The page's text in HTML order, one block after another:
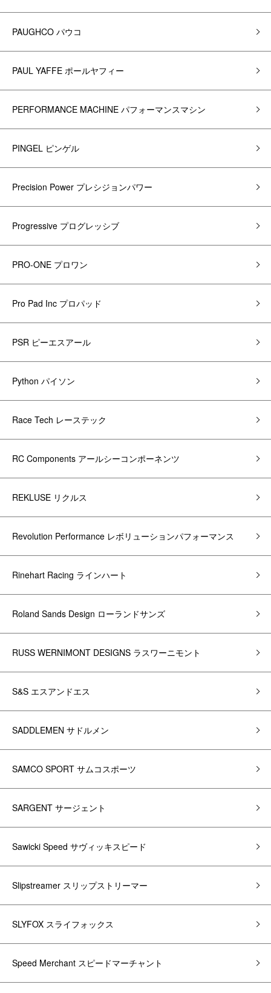
PAUGHCO パウコ
PAUL YAFFE ポールヤフィー
PERFORMANCE MACHINE パフォーマンスマシン
PINGEL ピンゲル
Precision Power プレシジョンパワー
Progressive プログレッシブ
PRO-ONE プロワン
Pro Pad Inc プロパッド
PSR ピーエスアール
Python パイソン
Race Tech レーステック
RC Components アールシーコンポーネンツ
REKLUSE リクルス
Revolution Performance レボリューションパフォーマンス
Rinehart Racing ラインハート
Roland Sands Design ローランドサンズ
RUSS WERNIMONT DESIGNS ラスワーニモント
S&S エスアンドエス
SADDLEMEN サドルメン
SAMCO SPORT サムコスポーツ
SARGENT サージェント
Sawicki Speed サヴィッキスピード
Slipstreamer スリップストリーマー
SLYFOX スライフォックス
Speed Merchant スピードマーチャント